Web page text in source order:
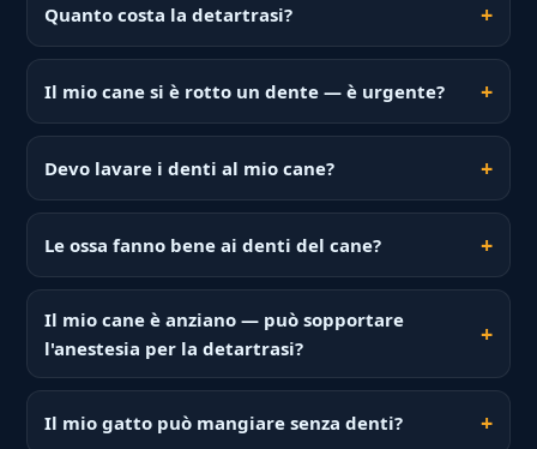
Quanto costa la detartrasi?
Il mio cane si è rotto un dente — è urgente?
Devo lavare i denti al mio cane?
Le ossa fanno bene ai denti del cane?
Il mio cane è anziano — può sopportare
l'anestesia per la detartrasi?
Il mio gatto può mangiare senza denti?